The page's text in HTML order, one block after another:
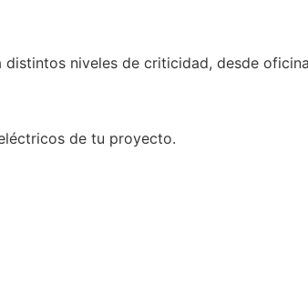
distintos niveles de criticidad, desde
de tu proyecto.